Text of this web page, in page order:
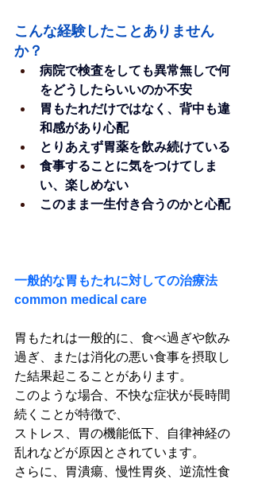
こんな経験したことありません
か？
病院で検査をしても異常無しで何
をどうしたらいいのか不安
胃もたれだけではなく、背中も違
和感があり心配
とりあえず胃薬を飲み続けている
食事することに気をつけてしま
い、楽しめない
このまま一生付き合うのかと心配
一般的な胃もたれに対しての治療法
common medical care
胃もたれは一般的に、食べ過ぎや飲み
過ぎ、または消化の悪い食事を摂取し
た結果起こることがあります。
このような場合、不快な症状が長時間
続くことが特徴で、
ストレス、胃の機能低下、自律神経の
乱れなどが原因とされています。
さらに、胃潰瘍、慢性胃炎、逆流性食